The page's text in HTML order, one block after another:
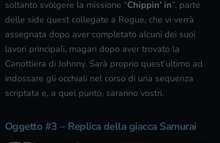
soltanto svolgere la missione “Chippin’ in“, parte
delle side quest collegate a Rogue, che vi verrà
assegnata dopo aver completato alcuni dei suoi
lavori principali, magari dopo aver trovato la
Canottiera di Johnny. Sarà proprio quest’ultimo ad
indossare gli occhiali nel corso di una sequenza
scriptata e, a quel punto, saranno vostri.
Oggetto #3 – Replica della giacca Samurai